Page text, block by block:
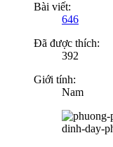
Bài viết:
646
Đã được thích:
392
Giới tính:
Nam